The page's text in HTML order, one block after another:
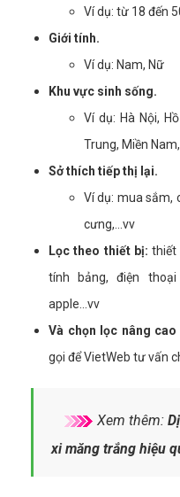
Ví dụ: từ 18 đến
Giới tính.
Ví dụ: Nam, Nữ
Khu vực sinh sống.
Ví dụ: Hà Nội,
Trung, Miền
Sở thích tiếp thị lại.
Ví dụ: mua sắm,
cưng,...vv
Lọc theo thiết bị:thiết
tính bảng, điện
apple...vv
Và chọn lọc nâng cao
gọi để VietWeb tư vấn
Xem thêm:
xi măng trắng hiệu